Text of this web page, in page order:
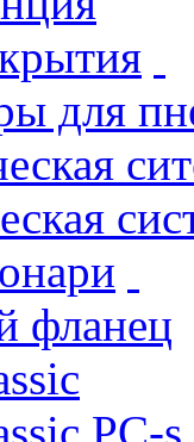
для
фланец
PC-s